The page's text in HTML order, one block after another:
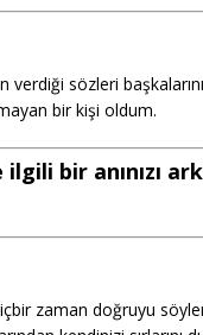
verdiği sözleri
bir kişi oldum.
bir anınızı
zaman doğruyu